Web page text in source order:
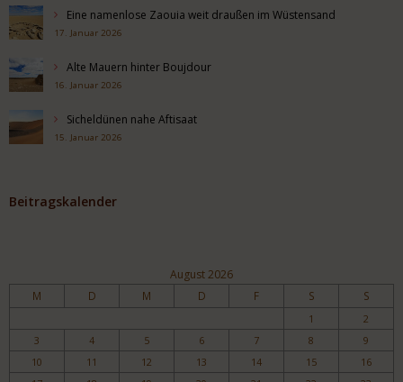
Eine namenlose Zaouia weit draußen im Wüstensand
17. Januar 2026
Alte Mauern hinter Boujdour
16. Januar 2026
Sicheldünen nahe Aftisaat
15. Januar 2026
Beitragskalender
August 2026
M D M D F S S
1
2
3
4 5 6 7 8
9
10
11 12 13 14 15
16